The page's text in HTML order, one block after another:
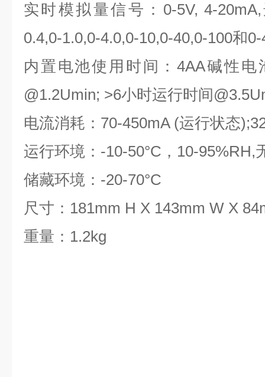
实时模拟量信号：0-5V, 4-
0.4,0-1.0,0-4.0,0-10,0-40,0-100和0-
内置电池使用时间：4AA碱性电
@1.2Umin; >6小时运行时间
电流消耗：70-450mA (运行状态
运行环境：-10-50°C，10-95%RH,
储藏环境：-20-70°C
尺寸：181mm H X 143mm W X
重量：1.2kg